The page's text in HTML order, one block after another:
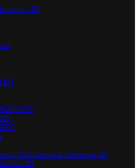
3D
Accesorios Impresora 3D
3D